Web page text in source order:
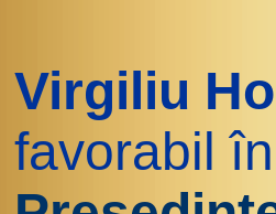
Virgiliu
favorabil